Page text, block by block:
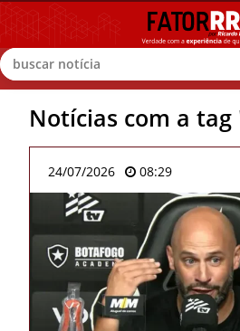
Buscar
Notícias com a
24/07/2026 08:29